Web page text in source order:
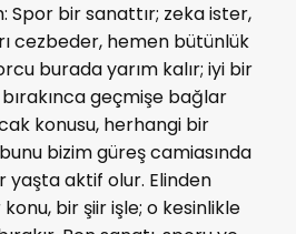
Spor bir sanattır; zeka ister,
cezbeder, hemen bütünlük
burada yarım kalır; iyi bir
geçmişe bağlar
konusu, herhangi bir
bizim güreş camiasında
yaşta aktif olur. Elinden
bir şiir işle; o kesinlikle